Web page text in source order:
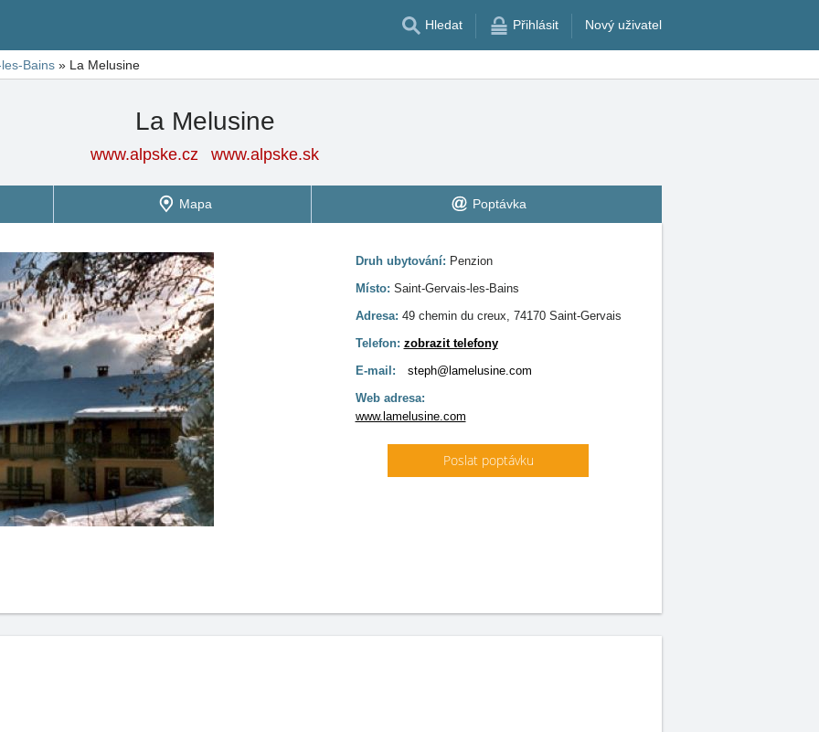
Hledat Přihlásit Nový uživatel
Bains » La Melusine
La Melusine
www.alpske.cz www.alpske.sk
Mapa Poptávka
Druh ubytování: Penzion
Místo: Saint-Gervais-les-Bains
Adresa: 49 chemin du creux, 74170 Saint-Gervais
Telefon: zobrazit telefony
E-mail:
steph@lamelusine.com
Web adresa:
www.lamelusine.com
Poslat poptávku